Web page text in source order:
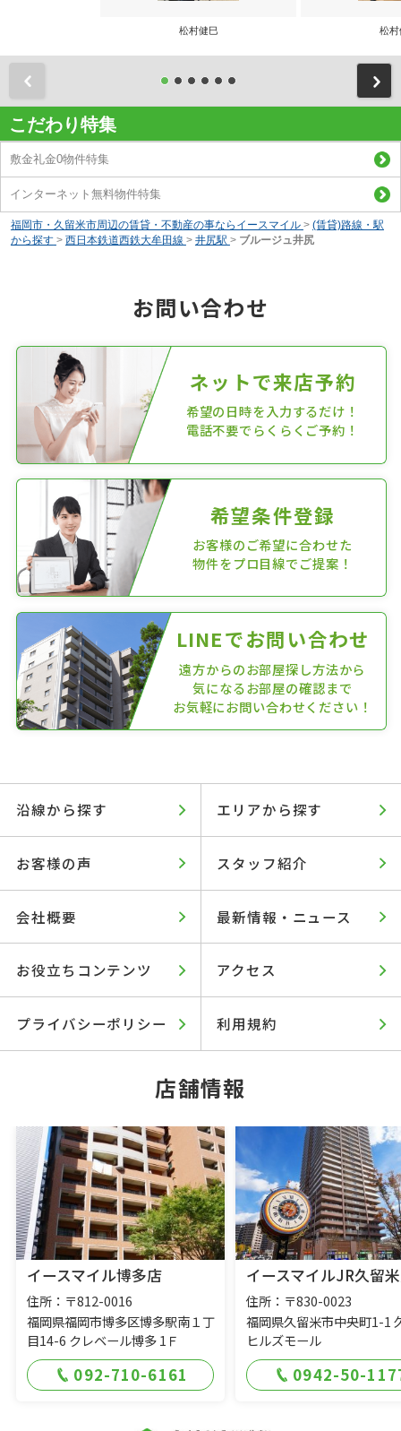
松村健巳 松村
こだわり特集
敷金礼金0物件特集
インターネット無料物件特集
福岡市・久留米市周辺の賃貸・不動産の事ならイースマイル > (賃貸)路線・駅
から探す > 西日本鉄道西鉄大牟田線 > 井尻駅 > ブルージュ井尻
お問い合わせ
ネットで来店予約
希望の日時を入力するだけ！
電話不要でらくらくご予約！
希望条件登録
お客様のご希望に合わせた
物件をプロ目線でご提案！
LINEでお問い合わせ
遠方からのお部屋探し方法から
気になるお部屋の確認まで
お気軽にお問い合わせください！
沿線から探す エリアから探す
お客様の声 スタッフ紹介
会社概要 最新情報・ニュース
お役立ちコンテンツ アクセス
プライバシーポリシー 利用規約
店舗情報
イースマイル博多店
住所：〒812-0016
福岡県福岡市博多区博多駅南１丁
目14-6 クレベール博多 1Ｆ
092-710-6161
イースマイルJR久留
住所：〒830-0023
福岡県久留米市中央町1-1
ヒルズモール
0942-50-